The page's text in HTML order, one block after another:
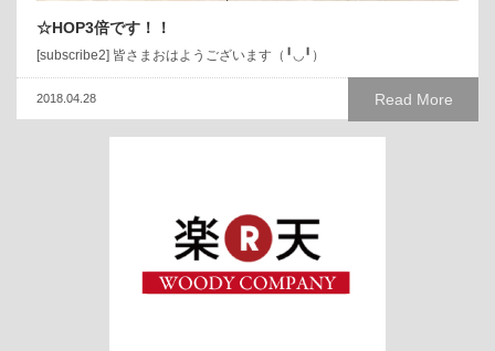
☆HOP3倍です！！
[subscribe2] 皆さまおはようございます（╹◡╹）
Read More
2018.04.28